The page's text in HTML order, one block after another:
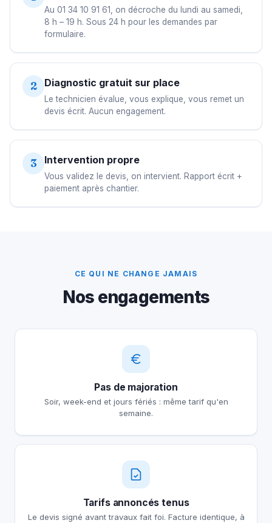
Au 01 34 10 91 61, on décroche du lundi au samedi,
8 h – 19 h. Sous 24 h pour les demandes par
formulaire.
2 Diagnostic gratuit sur place
Le technicien évalue, vous explique, vous remet un
devis écrit. Aucun engagement.
3 Intervention propre
Vous validez le devis, on intervient. Rapport écrit +
paiement après chantier.
CE QUI NE CHANGE JAMAIS
Nos engagements
Pas de majoration
Soir, week-end et jours fériés : même tarif qu'en
semaine.
Tarifs annoncés tenus
Le devis signé avant travaux fait foi. Facture identique, à